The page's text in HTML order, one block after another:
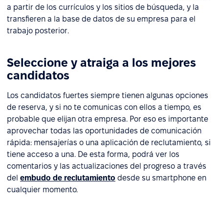
a partir de los currículos y los sitios de búsqueda, y la
transfieren a la base de datos de su empresa para el
trabajo posterior.
Seleccione y atraiga a los mejores
candidatos
Los candidatos fuertes siempre tienen algunas opciones
de reserva, y si no te comunicas con ellos a tiempo, es
probable que elijan otra empresa. Por eso es importante
aprovechar todas las oportunidades de comunicación
rápida: mensajerías o una aplicación de reclutamiento, si
tiene acceso a una. De esta forma, podrá ver los
comentarios y las actualizaciones del progreso a través
del embudo de reclutamiento desde su smartphone en
cualquier momento.